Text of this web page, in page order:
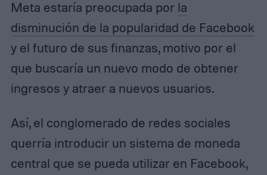
Meta estaría preocupada por la
disminución de la popularidad de Facebook
y el futuro de sus finanzas, motivo por el
que buscaría un nuevo modo de obtener
ingresos y atraer a nuevos usuarios.
Así, el conglomerado de redes sociales
querría introducir un sistema de moneda
central que se pueda utilizar en Facebook,